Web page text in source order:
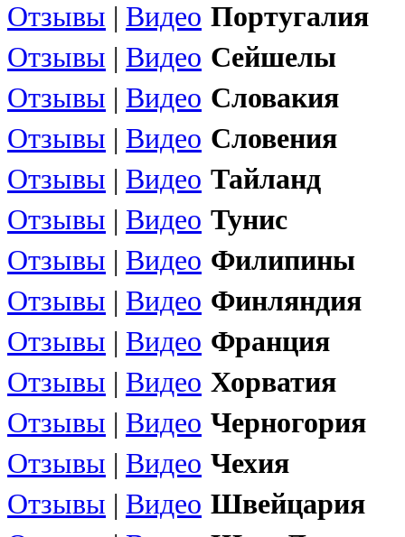
Отзывы | Видео Португалия
Отзывы | Видео Сейшелы
Отзывы | Видео Словакия
Отзывы | Видео Словения
Отзывы | Видео Тайланд
Отзывы | Видео Тунис
Отзывы | Видео Филипины
Отзывы | Видео Финляндия
Отзывы | Видео Франция
Отзывы | Видео Хорватия
Отзывы | Видео Черногория
Отзывы | Видео Чехия
Отзывы | Видео Швейцария